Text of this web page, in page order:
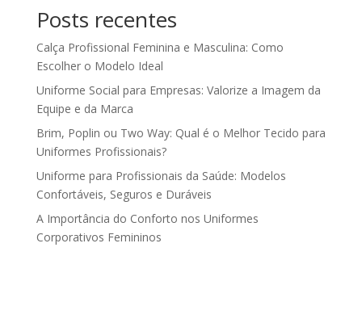
Posts recentes
Calça Profissional Feminina e Masculina: Como
Escolher o Modelo Ideal
Uniforme Social para Empresas: Valorize a Imagem da
Equipe e da Marca
Brim, Poplin ou Two Way: Qual é o Melhor Tecido para
Uniformes Profissionais?
Uniforme para Profissionais da Saúde: Modelos
Confortáveis, Seguros e Duráveis
A Importância do Conforto nos Uniformes
Corporativos Femininos